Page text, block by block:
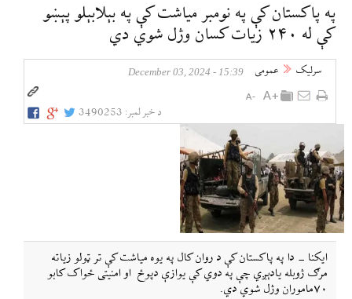
په پاکستان کې په نومبر میاشت کې په بېلابېلو پېښو
کې له ۲۴۰ زیات کسان وژل شوي دي
سرلیک عمومی 15:39 - December 03, 2024
د خبر لمبر: 3490253
ایکنا - دا په پاکستان کې د روان کال په یوه میاشت کې تر ټولو زیاته
مرګ ژوبله یادېږي چې په دوي کې یوازې دپوځ او امنیتی ځواک کابو
۷۰ماموران وژل شوي دي.